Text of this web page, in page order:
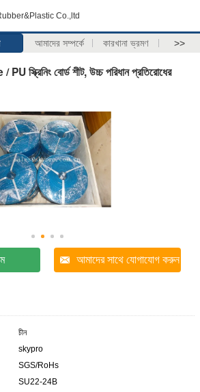
Co.,ltd
আমাদের সম্পর্কে কারখানা ভ্রমণ >>
স্ক্রিনিং বোর্ড শীট, উচ্চ পরিধান প্রতিরোধের
আমাদের সাথে যোগাযোগ করুন
চীন
skypro
SGS/RoHs
SU22-24B